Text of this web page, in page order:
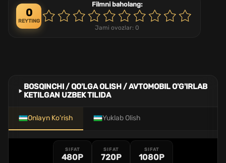
0
REYTING
Filmni baholang:
Jami ovozlar: 0
BOSQINCHI / QO'LGA OLISH / AVTOMOBIL O'G'IRLAB
KETILGAN UZBEK TILIDA
Onlayn Ko'rish Yuklab Olish
SIFAT
480P
SIFAT
720P
SIFAT
1080P